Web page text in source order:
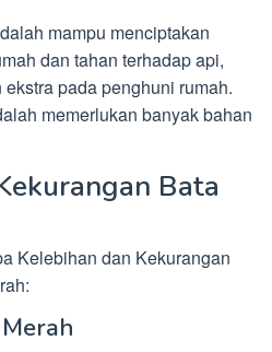
mampu menciptakan
dan tahan terhadap api,
pada penghuni rumah.
memerlukan banyak bahan
Bata
Kelebihan dan Kekurangan